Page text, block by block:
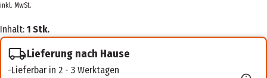
inkl. MwSt.
Inhalt: 1 Stk.
Lieferung nach Hause
Lieferbar in 2 - 3 Werktagen